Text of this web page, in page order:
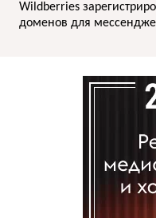
Wildberries
доменов для